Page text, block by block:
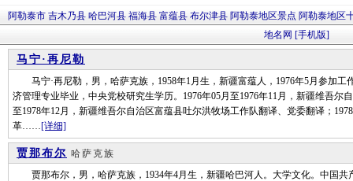
阿勒泰市 吉木乃县 哈巴河县 福海县 富蕴县 布尔津县 阿勒泰地区景点 阿勒泰地区
地名网 [手机版]
马宁·再尼勒
马宁·再尼勒，男，哈萨克族，1958年1月生，新疆富蕴人，1976年5月参加工
济管理专业毕业，中央党校研究生学历。1976年05月至1976年11月，新疆维吾尔
至1978年12月，新疆维吾尔自治区富蕴县吐尔洪牧场工作队翻译、党委翻译；
革……[详细]
贾那布尔 哈萨克族
贾那布尔，男，哈萨克族，1934年4月生，新疆哈巴河人。大学文化。中国共